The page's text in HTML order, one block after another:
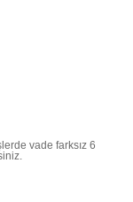
vade farksız 6